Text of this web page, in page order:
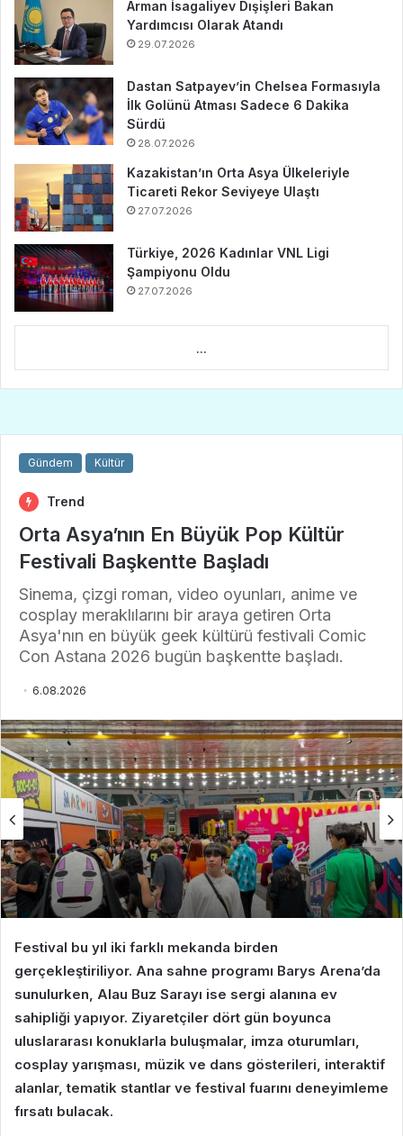
Arman İsagaliyev Dışişleri Bakan
Yardımcısı Olarak Atandı
29.07.2026
Dastan Satpayev’in Chelsea Formasıyla
İlk Golünü Atması Sadece 6 Dakika
Sürdü
28.07.2026
Kazakistan’ın Orta Asya Ülkeleriyle
Ticareti Rekor Seviyeye Ulaştı
27.07.2026
Türkiye, 2026 Kadınlar VNL Ligi
Şampiyonu Oldu
27.07.2026
...